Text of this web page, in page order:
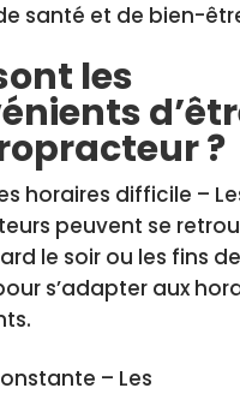
santé et de bien-
les
?
horaires difficile –
peuvent se
le soir ou les fins de
s’adapter aux
– Les